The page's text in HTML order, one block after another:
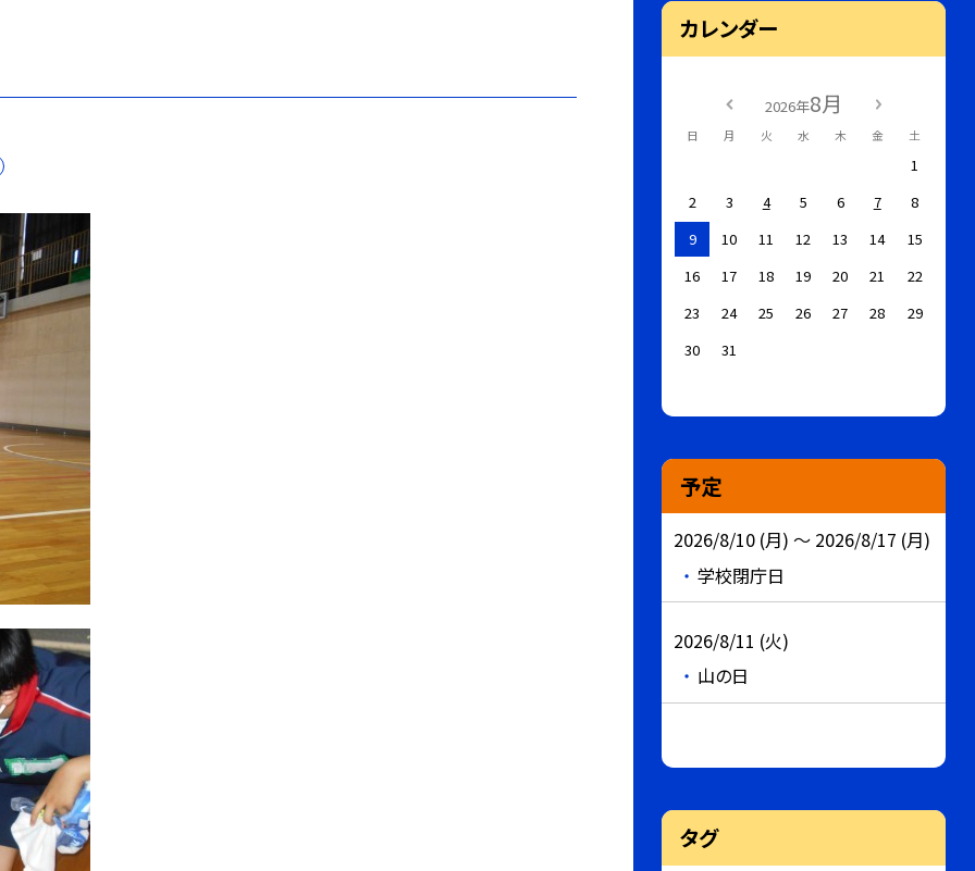
カレンダー
2026年8月
日 月 火 水 木 金 土
1
2
3 4 5 6 7
8
9
10 11 12 13 14
15
16
17 18 19 20 21
22
23
24 25 26 27 28
29
30
31
予定
2026/8/10 (月) ～ 2026/8/17 (月)
学校閉庁日
2026/8/11 (火)
山の日
タグ